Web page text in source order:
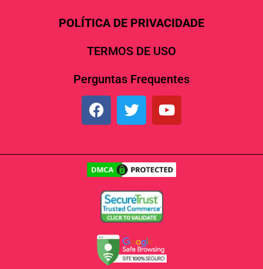
POLÍTICA DE PRIVACIDADE
TERMOS DE USO
Perguntas Frequentes